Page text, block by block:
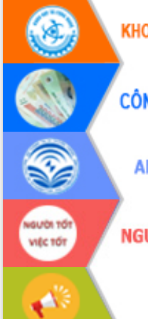
Hội thảo khoa học “Giải pháp thúc đẩy
phát triển nền kinh tế xanh tại tỉnh
Đắk Lắk”
Tăng cường giám sát, đôn đốc thực
hiện nhiệm vụ quản lý tài sản công
hàng tuần
Tháo gỡ những vướng mắc, đẩy mạnh
công tác cải cách thủ tục hành chính
tại Trung tâm Phục vụ hành chính
công tỉnh
Đắk Lắk: Tôn vinh 46 giải pháp tại Hội
thi Sáng tạo Kỹ thuật 2024 - 2025
Đắk Lắk rà soát, điều chỉnh Đề án 190
về phát triển nuôi trồng thủy sản
Phó Chủ tịch UBND tỉnh Đắk Lắk
Trương Công Thái kiểm tra thực địa
Dự án cao tốc Khánh Hòa - Buôn Ma
Định vị cà phê Việt Nam như một “di
sản sống” trong dòng chảy toàn cầu